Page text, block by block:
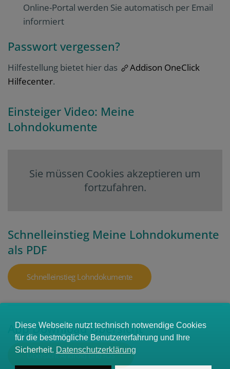
Online-Portal werden Sie automatisch per Email
informiert
Passwort vergessen?
Hilfestellung bietet hier das
Addison OneClick
Hilfecenter.
Einsteiger Video: Meine
Lohndokumente
Sie müssen Cookies akzeptieren um
fortzufahren.
Schnelleinstieg Meine Lohndokumente
als PDF
Schnelleinstieg Lohndokumente
App Download Übersicht
Übersicht Android und iOS